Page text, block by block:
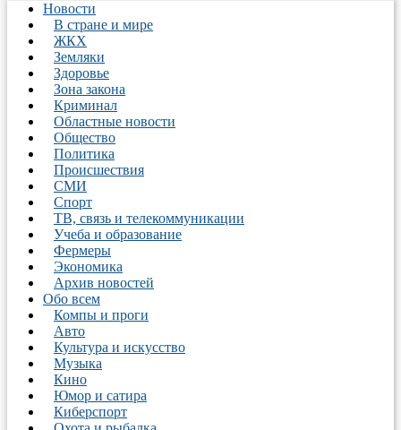
Новости
В стране и мире
ЖКХ
Земляки
Здоровье
Зона закона
Криминал
Областные новости
Общество
Политика
Происшествия
СМИ
Спорт
ТВ, связь и телекоммуникации
Учеба и образование
Фермеры
Экономика
Архив новостей
Обо всем
Компы и проги
Авто
Культура и искусство
Музыка
Кино
Юмор и сатира
Киберспорт